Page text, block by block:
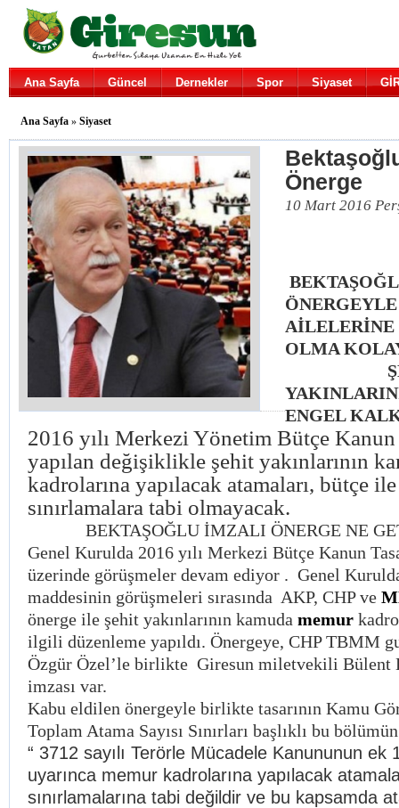
Ana Sayfa Güncel Dernekler Spor Siyaset
Ana Sayfa » Siyaset
Önerge
10 Mart 2016
OLMA
ENGEL
2016 yılı Merkezi Yönetim Bütçe Kanun
yapılan değişiklikle şehit yakınlarının
kadrolarına yapılacak atamaları, bütçe
sınırlamalara tabi olmayacak.
BEKTAŞOĞLU İMZALI ÖNERGE NE
Genel Kurulda 2016 yılı Merkezi Bütçe Kanun
üzerinde görüşmeler devam ediyor . Genel
maddesinin görüşmeleri sırasında AKP, CHP ve
önerge ile şehit yakınlarının kamuda memur
ilgili düzenleme yapıldı. Önergeye, CHP TBMM
Özgür Özel’le birlikte Giresun miletvekili Bülent
imzası var.
Kabu eldilen önergeyle birlikte tasarının Kamu
Toplam Atama Sayısı Sınırları başlıklı bu
“ 3712 sayılı Terörle Mücadele Kanununun ek
uyarınca memur kadrolarına yapılacak
sınırlamalarına tabi değildir ve bu kapsamda